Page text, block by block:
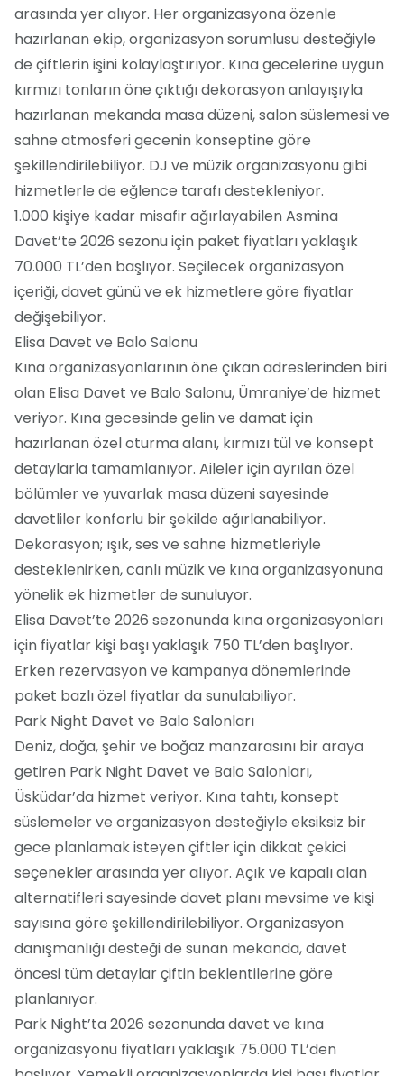
arasında yer alıyor. Her organizasyona özenle
hazırlanan ekip, organizasyon sorumlusu desteğiyle
de çiftlerin işini kolaylaştırıyor. Kına gecelerine uygun
kırmızı tonların öne çıktığı dekorasyon anlayışıyla
hazırlanan mekanda masa düzeni, salon süslemesi ve
sahne atmosferi gecenin konseptine göre
şekillendirilebiliyor. DJ ve müzik organizasyonu gibi
hizmetlerle de eğlence tarafı destekleniyor.
1.000 kişiye kadar misafir ağırlayabilen Asmina
Davet’te 2026 sezonu için paket fiyatları yaklaşık
70.000 TL’den başlıyor. Seçilecek organizasyon
içeriği, davet günü ve ek hizmetlere göre fiyatlar
değişebiliyor.
Elisa Davet ve Balo Salonu
Kına organizasyonlarının öne çıkan adreslerinden biri
olan Elisa Davet ve Balo Salonu, Ümraniye’de hizmet
veriyor. Kına gecesinde gelin ve damat için
hazırlanan özel oturma alanı, kırmızı tül ve konsept
detaylarla tamamlanıyor. Aileler için ayrılan özel
bölümler ve yuvarlak masa düzeni sayesinde
davetliler konforlu bir şekilde ağırlanabiliyor.
Dekorasyon; ışık, ses ve sahne hizmetleriyle
desteklenirken, canlı müzik ve kına organizasyonuna
yönelik ek hizmetler de sunuluyor.
Elisa Davet’te 2026 sezonunda kına organizasyonları
için fiyatlar kişi başı yaklaşık 750 TL’den başlıyor.
Erken rezervasyon ve kampanya dönemlerinde
paket bazlı özel fiyatlar da sunulabiliyor.
Park Night Davet ve Balo Salonları
Deniz, doğa, şehir ve boğaz manzarasını bir araya
getiren Park Night Davet ve Balo Salonları,
Üsküdar’da hizmet veriyor. Kına tahtı, konsept
süslemeler ve organizasyon desteğiyle eksiksiz bir
gece planlamak isteyen çiftler için dikkat çekici
seçenekler arasında yer alıyor. Açık ve kapalı alan
alternatifleri sayesinde davet planı mevsime ve kişi
sayısına göre şekillendirilebiliyor. Organizasyon
danışmanlığı desteği de sunan mekanda, davet
öncesi tüm detaylar çiftin beklentilerine göre
planlanıyor.
Park Night’ta 2026 sezonunda davet ve kına
organizasyonu fiyatları yaklaşık 75.000 TL’den